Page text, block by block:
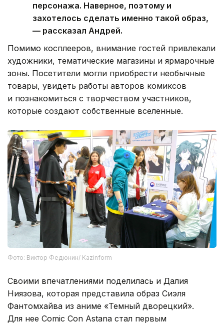
персонажа. Наверное, поэтому и
захотелось сделать именно такой образ,
— рассказал Андрей.
Помимо косплееров, внимание гостей привлекали
художники, тематические магазины и ярмарочные
зоны. Посетители могли приобрести необычные
товары, увидеть работы авторов комиксов
и познакомиться с творчеством участников,
которые создают собственные вселенные.
Фото: Виктор Федюнин/ Kazinform
Своими впечатлениями поделилась и Далия
Ниязова, которая представила образ Сиэля
Фантомхайва из аниме «Темный дворецкий».
Для нее Comic Con Astana стал первым